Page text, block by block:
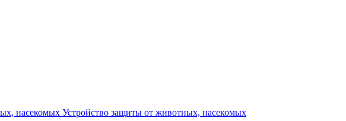
Устройство защиты от животных, насекомых